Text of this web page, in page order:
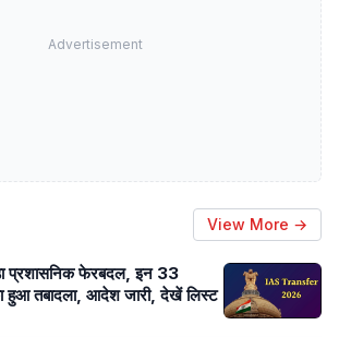
Advertisement
View More →
फेरबदल, इन 33
हुआ तबादला, आदेश जारी, देखें लिस्ट